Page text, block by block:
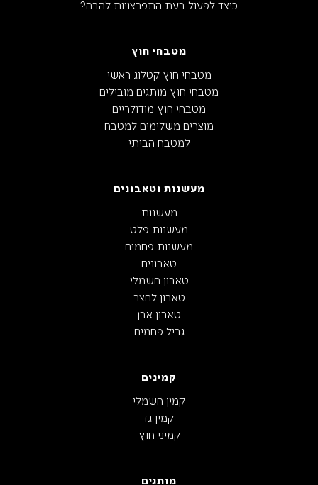
כיצד לפעול בעת התפרצויות להבה?
מטבחי חוץ
מטבחי חוץ קטלוג ראשי
מטבחי חוץ מותגים מובילים
מטבחי חוץ מודולריים
מוצרים משלימים למטבח
למטבח הביתי
מעשנות וטאבונים
מעשנות
מעשנות פלט
מעשנות פחמים
טאבונים
טאבון חשמלי
טאבון לחצר
טאבון אבן
גריל פחמים
קמינים
קמין חשמלי
קמין גז
קמיני חוץ
מותגים